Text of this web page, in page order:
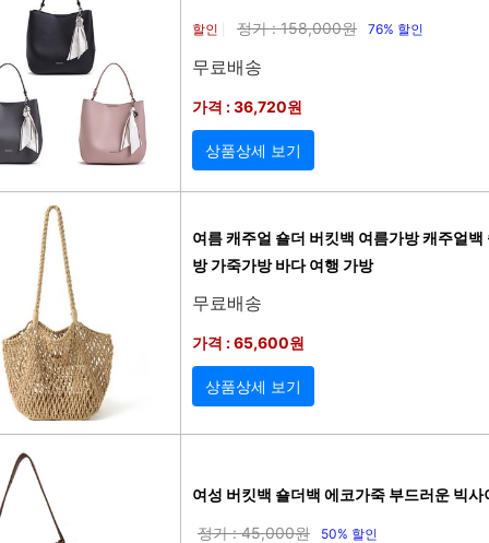
할인 정가 : 158,000원 76% 할인
무료배송
가격 : 36,720원
상품상세 보기
여름 캐주얼 숄더 버킷백 여름가방 캐주얼
방 가죽가방 바다 여행 가방
무료배송
가격 : 65,600원
상품상세 보기
여성 버킷백 숄더백 에코가죽 부드러운 빅
정가 : 45,000원 50% 할인